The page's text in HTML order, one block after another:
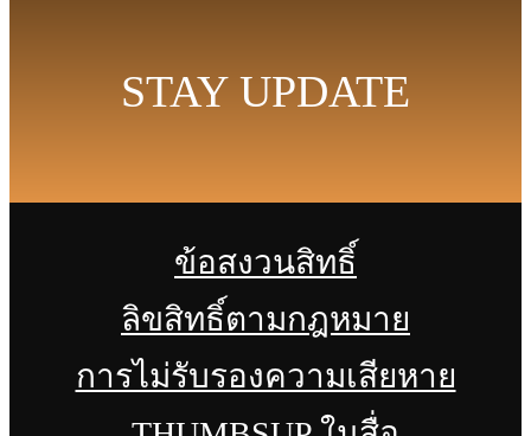
STAY UPDATE
ข้อสงวนสิทธิ์
ลิขสิทธิ์ตามกฎหมาย
การไม่รับรองความเสียหาย